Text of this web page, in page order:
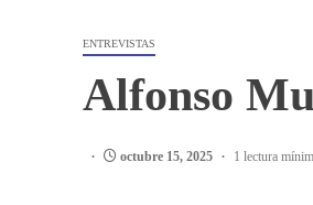
ENTREVISTAS
Alfonso
octubre 15, 2025 1 lectura